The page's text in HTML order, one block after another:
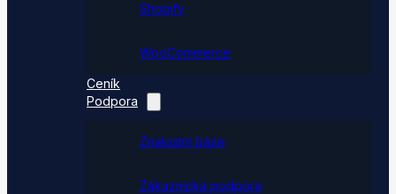
Shopify
WooCommerce
Ceník
Podpora
Znalostní báze
Zákaznická podpora